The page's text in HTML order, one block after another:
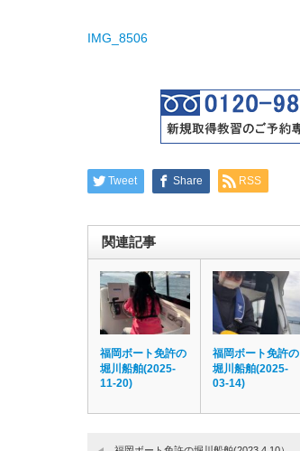
IMG_8506
Tweet Share RSS
関連記事
福岡ボート免許の
堀川船舶(2025-
11-20)
福岡ボート免許の
堀川船舶(2025-
03-14)